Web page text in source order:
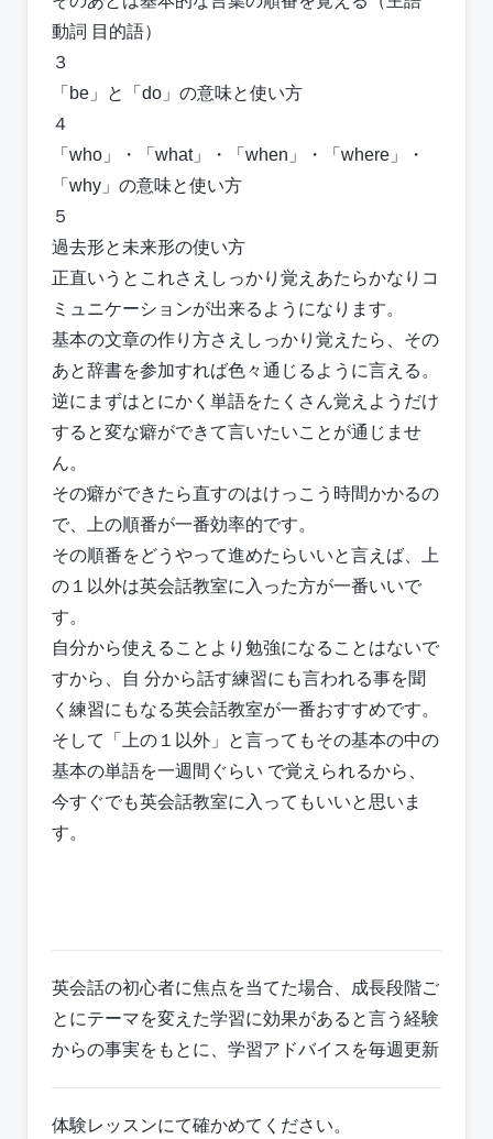
動詞 目的語）
３
「be」と「do」の意味と使い方
４
「who」・「what」・「when」・「where」・
「why」の意味と使い方
５
過去形と未来形の使い方
正直いうとこれさえしっかり覚えあたらかなりコ
ミュニケーションが出来るようになります。
基本の文章の作り方さえしっかり覚えたら、その
あと辞書を参加すれば色々通じるように言える。
逆にまずはとにかく単語をたくさん覚えようだけ
すると変な癖ができて言いたいことが通じませ
ん。
その癖ができたら直すのはけっこう時間かかるの
で、上の順番が一番効率的です。
その順番をどうやって進めたらいいと言えば、上
の１以外は英会話教室に入った方が一番いいで
す。
自分から使えることより勉強になることはないで
すから、自 分から話す練習にも言われる事を聞
く練習にもなる英会話教室が一番おすすめです。
そして「上の１以外」と言ってもその基本の中の
基本の単語を一週間ぐらい で覚えられるから、
今すぐでも英会話教室に入ってもいいと思いま
す。
英会話の初心者に焦点を当てた場合、成長段階ご
とにテーマを変えた学習に効果があると言う経験
からの事実をもとに、学習アドバイスを毎週更新
体験レッスンにて確かめてください。